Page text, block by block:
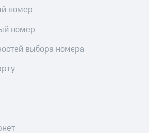
номер
номер
выбора номера